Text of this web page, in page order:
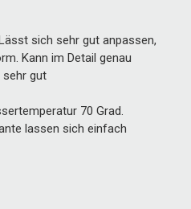
sich sehr gut anpassen,
Kann im Detail genau
sehr gut
70 Grad.
lassen sich einfach